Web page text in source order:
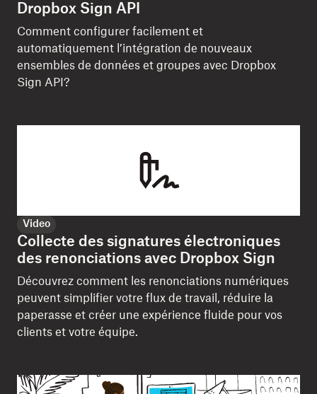
Dropbox Sign API
Comment configurer facilement et
automatiquement l’intégration de nouveaux
ensembles de données et groupes avec Dropbox
Sign API?
Video
Collecte des signatures électroniques
des renonciations avec Dropbox Sign
Découvrez comment les renonciations numériques
peuvent simplifier votre flux de travail, réduire la
paperasse et créer une expérience fluide pour vos
clients et votre équipe.